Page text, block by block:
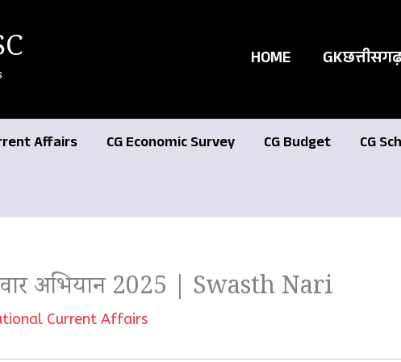
HOME GKछत्तीसगढ़
Affairs CG Economic Survey CG Budget CG
अभियान 2025 | Swasth Nari
Current Affairs